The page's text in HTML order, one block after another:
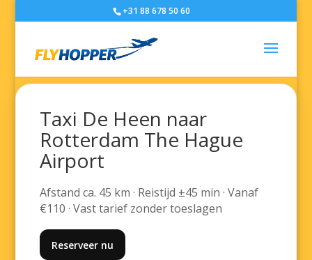
+31 88 678 50 60
Taxi De Heen naar
Rotterdam The Hague
Airport
Afstand ca. 45 km · Reistijd ±45 min · Vanaf
€110 · Vast tarief zonder toeslagen
Reserveer nu